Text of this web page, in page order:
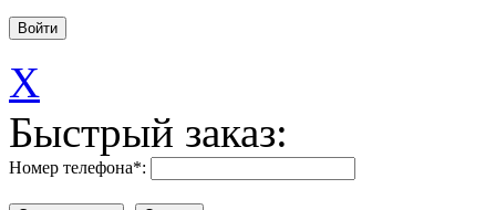
X
Быстрый заказ:
Номер телефона*: